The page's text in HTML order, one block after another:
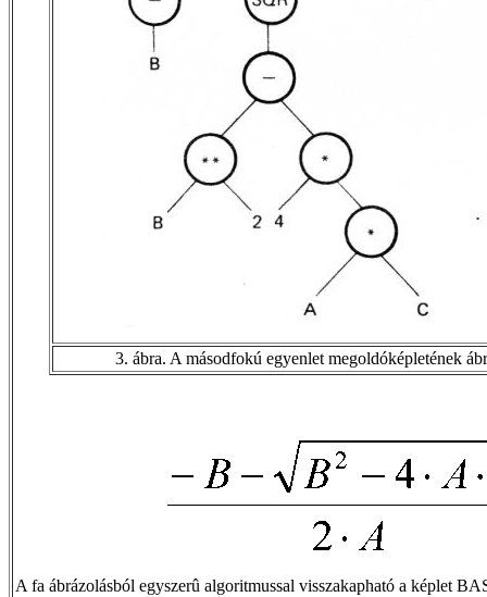
3. ábra. A másodfokú egyenlet megoldóképletének
A fa ábrázolásból egyszerû algoritmussal visszakapható a képlet